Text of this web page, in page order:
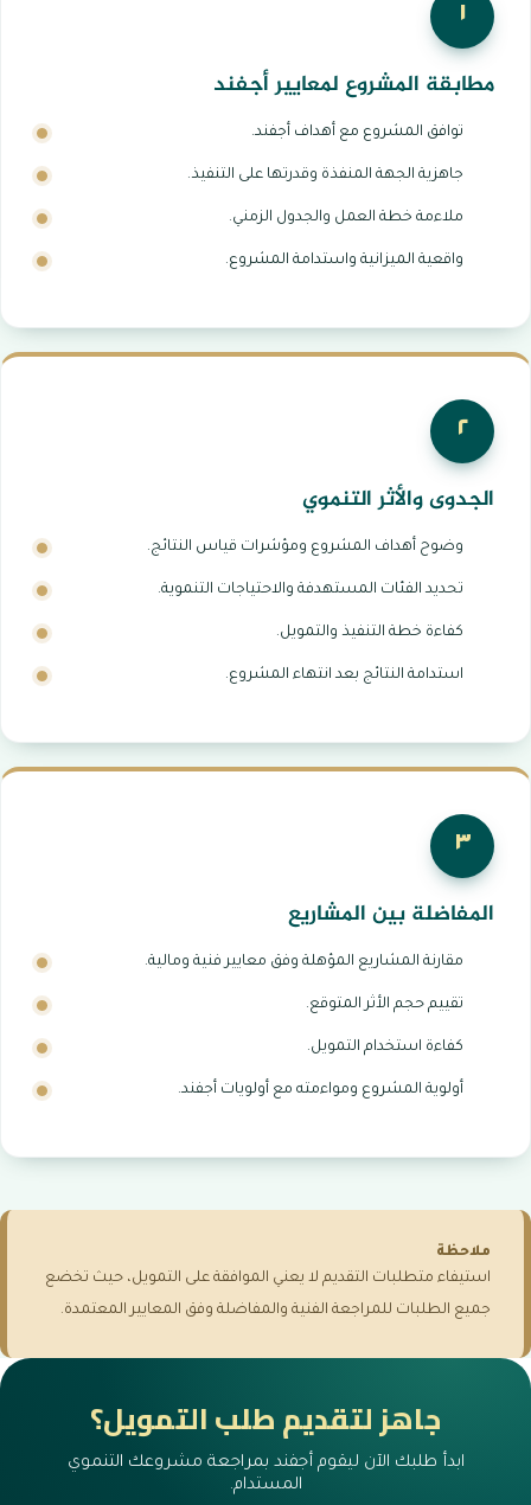
١
مطابقة المشروع لمعايير أجفند
توافق المشروع مع أهداف أجفند.
جاهزية الجهة المنفذة وقدرتها على التنفيذ.
ملاءمة خطة العمل والجدول الزمني.
واقعية الميزانية واستدامة المشروع.
٢
الجدوى والأثر التنموي
وضوح أهداف المشروع ومؤشرات قياس النتائج.
تحديد الفئات المستهدفة والاحتياجات التنموية.
كفاءة خطة التنفيذ والتمويل.
استدامة النتائج بعد انتهاء المشروع.
٣
المفاضلة بين المشاريع
مقارنة المشاريع المؤهلة وفق معايير فنية ومالية.
تقييم حجم الأثر المتوقع.
كفاءة استخدام التمويل.
أولوية المشروع ومواءمته مع أولويات أجفند.
ملاحظة
استيفاء متطلبات التقديم لا يعني الموافقة على التمويل، حيث تخضع
جميع الطلبات للمراجعة الفنية والمفاضلة وفق المعايير المعتمدة.
جاهز لتقديم طلب التمويل؟
ابدأ طلبك الآن ليقوم أجفند بمراجعة مشروعك التنموي
المستدام.